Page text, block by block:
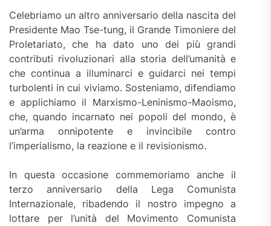
Celebriamo un altro anniversario della nascita del
Presidente Mao Tse-tung, il Grande Timoniere del
Proletariato, che ha dato uno dei più grandi
contributi rivoluzionari alla storia dell’umanità e
che continua a illuminarci e guidarci nei tempi
turbolenti in cui viviamo. Sosteniamo, difendiamo
e applichiamo il Marxismo-Leninismo-Maoismo,
che, quando incarnato nei popoli del mondo, è
un’arma onnipotente e invincibile contro
l’imperialismo, la reazione e il revisionismo.
In questa occasione commemoriamo anche il
terzo anniversario della Lega Comunista
Internazionale, ribadendo il nostro impegno a
lottare per l’unità del Movimento Comunista